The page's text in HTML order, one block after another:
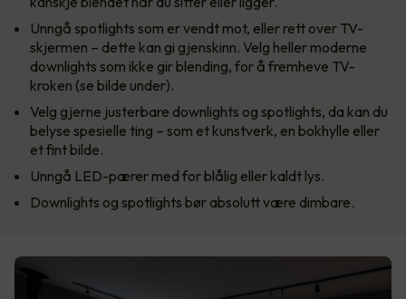
Unngå spotlights som er vendt mot, eller rett over TV-
skjermen – dette kan gi gjenskinn. Velg heller moderne
downlights som ikke gir blending, for å fremheve TV-
kroken (se bilde under).
Velg gjerne justerbare downlights og spotlights, da kan du
belyse spesielle ting – som et kunstverk, en bokhylle eller
et fint bilde.
Unngå LED-pærer med for blålig eller kaldt lys.
Downlights og spotlights bør absolutt være dimbare.